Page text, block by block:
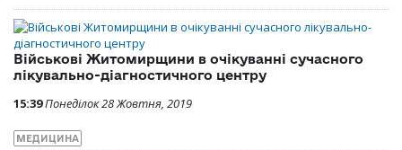
Військові Житомирщини в очікуванні сучасного
лікувально-діагностичного центру
15:39Понеділок 28 Жовтня, 2019
МЕДИЦИНА